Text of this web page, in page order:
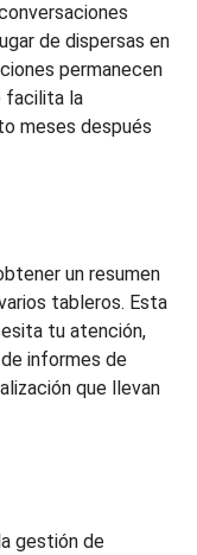
de dispersas en
permanecen
facilita la
meses después
un resumen
tableros. Esta
tu atención,
informes de
que llevan
gestión de